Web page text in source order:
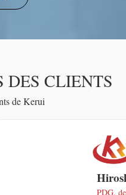
DES CLIENTS
de Kerui